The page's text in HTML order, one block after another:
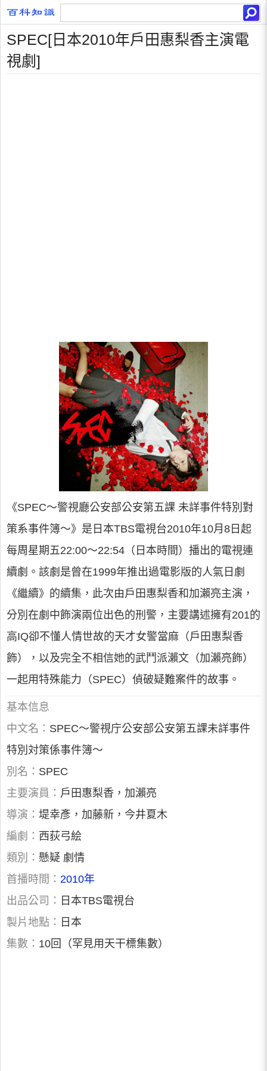
SPEC[日本2010年戶田惠梨香主演電
視劇]
《SPEC～警視廳公安部公安第五課 未詳事件特別對
策系事件簿～》是日本TBS電視台2010年10月8日起
每周星期五22:00～22:54（日本時間）播出的電視連
續劇。該劇是曾在1999年推出過電影版的人氣日劇
《繼續》的續集，此次由戶田惠梨香和加瀨亮主演，
分別在劇中飾演兩位出色的刑警，主要講述擁有201的
高IQ卻不懂人情世故的天才女警當麻（戶田惠梨香
飾），以及完全不相信她的武鬥派瀨文（加瀨亮飾）
一起用特殊能力（SPEC）偵破疑難案件的故事。
基本信息
中文名： SPEC〜警視庁公安部公安第五課未詳事件
特別対策係事件簿〜
別名： SPEC
主要演員： 戶田惠梨香，加瀨亮
導演： 堤幸彥，加藤新，今井夏木
編劇： 西荻弓絵
類別： 懸疑 劇情
首播時間： 2010年
出品公司： 日本TBS電視台
製片地點： 日本
集數： 10回（罕見用天干標集數）